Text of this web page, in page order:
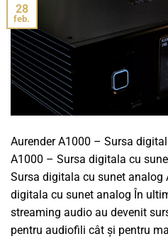
28
feb.
Aurender A1000 – Sursa
A1000 – Sursa digitala cu
Sursa digitala cu sunet analog
digitala cu sunet analog În
streaming audio au devenit
pentru audiofili cât și pentru